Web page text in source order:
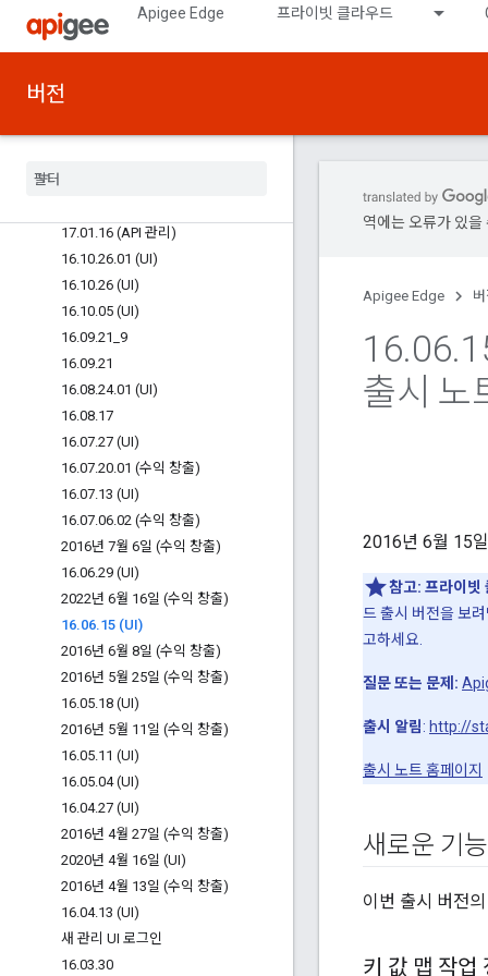
Apigee Edge 프라이빗 클라우드
버전
17.03.13.01 (수익 창출)
17.03.13 (API 관리)
17.02.15 (UI)
17.01 .16 (API 관리)
16.10.26.01 (UI)
16.10.26 (UI)
16.10.05 (UI)
16.09.21 9
16.09.21
16.08.24.01 (UI)
16.08.17
16.07.27 (UI)
16.07.20.01 (수익 창출)
16.07.13 (UI)
16.07.06.02 (수익 창출)
2016년 7월 6일 (수익 창출)
16.06.29 (UI)
2022년 6월 16일 (수익 창출)
16.06.15 (UI)
2016년 6월 8일 (수익 창출)
2016년 5월 25일 (수익 창출)
16.05.18 (UI)
2016년 5월 11일 (수익 창출)
16.05.11 (UI)
16.05.04 (UI)
16.04.27 (UI)
2016년 4월 27일 (수익 창출)
2020년 4월 16일 (UI)
2016년 4월 13일 (수익 창출)
16.04.13 (UI)
새 관리 UI 로그인
16.03.30
역에는 오류가 있을
Apigee Edge
16.06.
출시 노
2016년 6월 15
참고: 프라이빗
드 출시 버전을 보
고하세요.
질문 또는 문제:
출시 알림: http://
출시 노트 홈페이지
새로운 기
이번 출시 버전
키 값 맵 작업